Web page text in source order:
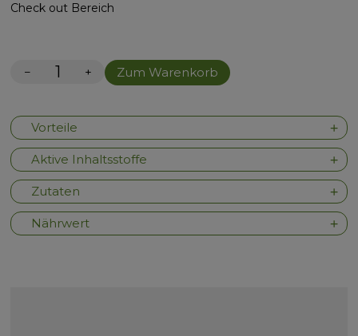
Check out Bereich
− + Zum Warenkorb
Vorteile
Aktive Inhaltsstoffe
Zutaten
Nährwert